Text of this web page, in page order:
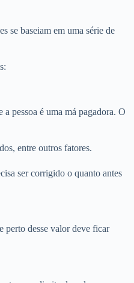
se baseiam em uma série de
pessoa é uma má pagadora. O
entre outros fatores.
ser corrigido o quanto antes
perto desse valor deve ficar